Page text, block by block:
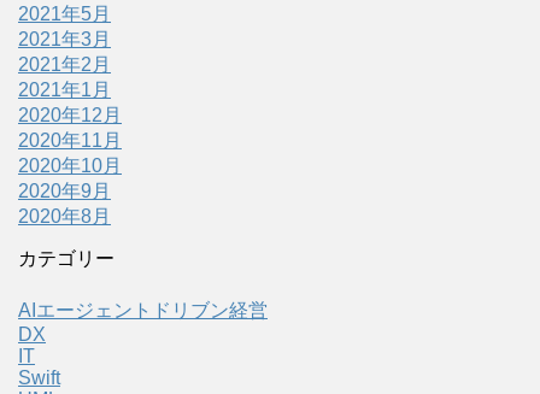
2021年5月
2021年3月
2021年2月
2021年1月
2020年12月
2020年11月
2020年10月
2020年9月
2020年8月
カテゴリー
AIエージェントドリブン経営
DX
IT
Swift